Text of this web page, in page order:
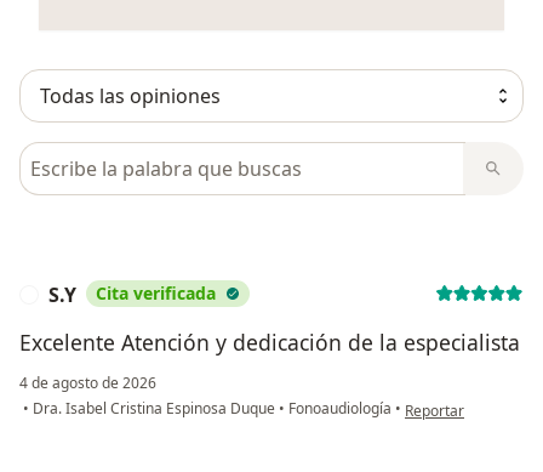
Busca en opiniones
S.Y Cita verificada
Excelente Atención y dedicación de la especialista
4 de agosto de 2026
• Dra. Isabel Cristina Espinosa Duque • Fonoaudiología • en opinión del
Reportar